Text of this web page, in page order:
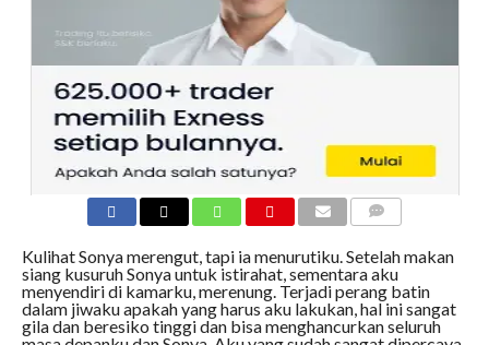
Kulihat Sonya merengut, tapi ia menurutiku. Setelah makan
siang kusuruh Sonya untuk istirahat, sementara aku
menyendiri di kamarku, merenung. Terjadi perang batin
dalam jiwaku apakah yang harus aku lakukan, hal ini sangat
gila dan beresiko tinggi dan bisa menghancurkan seluruh